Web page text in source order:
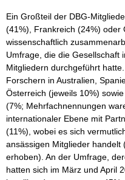
Ein Großteil der DBG-
(41%), Frankreich (24%)
wissenschaftlich
Umfrage, die die Gesellschaft
Mitgliedern durchgeführt
Forschern in Australien,
Österreich (jeweils 10%)
(7%; Mehrfachnennungen
internationaler Ebene mit
(11%), wobei es sich
ansässigen Mitglieder handelt
erhoben). An der Umfrage,
hatten sich im März und April